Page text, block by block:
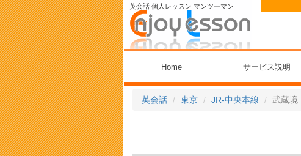
英会話 個人レッスン マンツーマン
Home サービス説明
英会話 東京 JR-中央本線 武蔵境